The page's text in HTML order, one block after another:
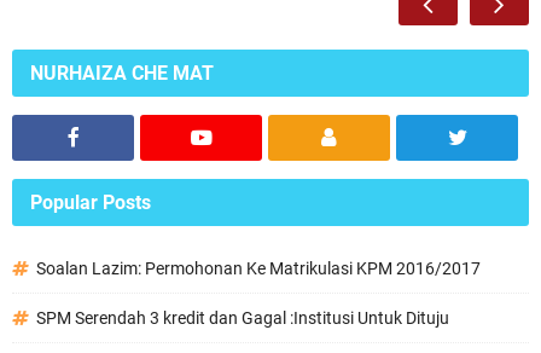
NURHAIZA CHE MAT
Popular Posts
Soalan Lazim: Permohonan Ke Matrikulasi KPM 2016/2017
SPM Serendah 3 kredit dan Gagal :Institusi Untuk Dituju